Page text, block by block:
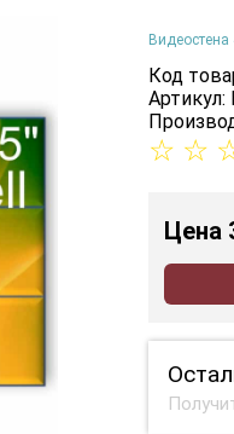
Видеостена
Код
Артикул:
☆ ☆
Цена